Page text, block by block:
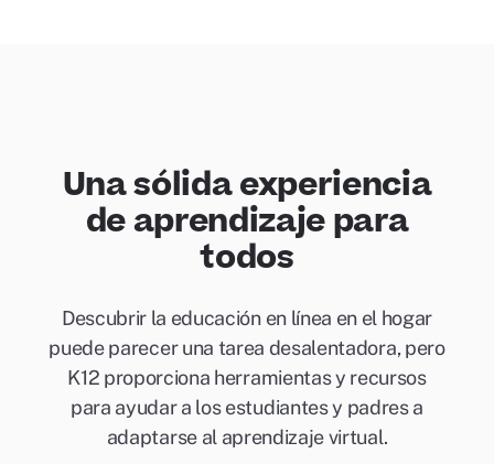
Una sólida experiencia
de aprendizaje para
todos
Descubrir la educación en línea en el hogar
puede parecer una tarea desalentadora, pero
K12 proporciona herramientas y recursos
para ayudar a los estudiantes y padres a
adaptarse al aprendizaje virtual.